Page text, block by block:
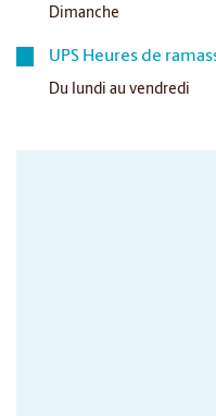
Dimanche
UPS Heures de
Du lundi au vendredi